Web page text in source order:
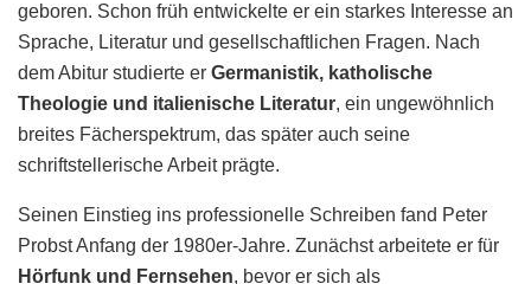
geboren. Schon früh entwickelte er ein starkes Interesse an
Sprache, Literatur und gesellschaftlichen Fragen. Nach
dem Abitur studierte er Germanistik, katholische
Theologie und italienische Literatur, ein ungewöhnlich
breites Fächerspektrum, das später auch seine
schriftstellerische Arbeit prägte.
Seinen Einstieg ins professionelle Schreiben fand Peter
Probst Anfang der 1980er-Jahre. Zunächst arbeitete er für
Hörfunk und Fernsehen, bevor er sich als